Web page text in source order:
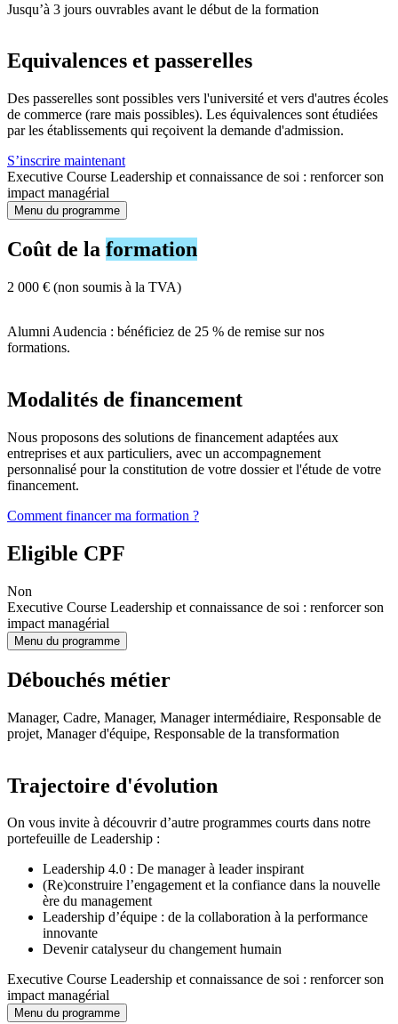
Jusqu’à 3 jours ouvrables avant le début de la formation
Equivalences et passerelles
Des passerelles sont possibles vers l'université et vers d'autres écoles
de commerce (rare mais possibles). Les équivalences sont étudiées
par les établissements qui reçoivent la demande d'admission.
S’inscrire maintenant
Executive Course Leadership et connaissance de soi : renforcer son
impact managérial
Menu du programme
Coût de la formation
2 000 € (non soumis à la TVA)
Alumni Audencia : bénéficiez de 25 % de remise sur nos
formations.
Modalités de financement
Nous proposons des solutions de financement adaptées aux
entreprises et aux particuliers, avec un accompagnement
personnalisé pour la constitution de votre dossier et l'étude de votre
financement.
Comment financer ma formation ?
Eligible CPF
Non
Executive Course Leadership et connaissance de soi : renforcer son
impact managérial
Menu du programme
Débouchés métier
Manager, Cadre, Manager, Manager intermédiaire, Responsable de
projet, Manager d'équipe, Responsable de la transformation
Trajectoire d'évolution
On vous invite à découvrir d’autre programmes courts dans notre
portefeuille de Leadership :
Leadership 4.0 : De manager à leader inspirant
(Re)construire l’engagement et la confiance dans la nouvelle
ère du management
Leadership d’équipe : de la collaboration à la performance
innovante
Devenir catalyseur du changement humain
Executive Course Leadership et connaissance de soi : renforcer son
impact managérial
Menu du programme